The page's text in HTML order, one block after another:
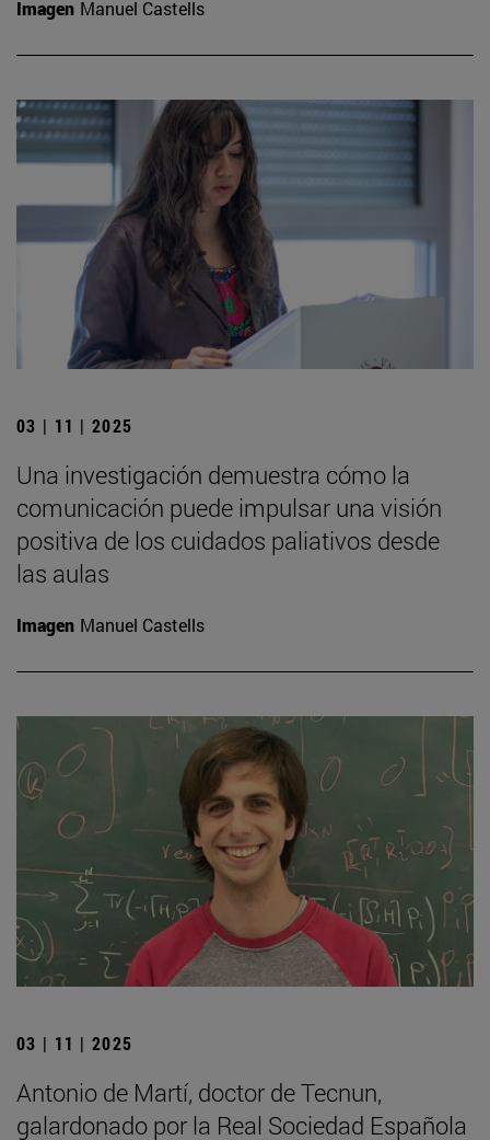
Imagen Manuel Castells
03 | 11 | 2025
Una investigación demuestra cómo la
comunicación puede impulsar una visión
positiva de los cuidados paliativos desde
las aulas
Imagen Manuel Castells
03 | 11 | 2025
Antonio de Martí, doctor de Tecnun,
galardonado por la Real Sociedad Española